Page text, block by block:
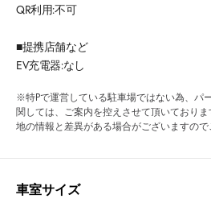
QR利用:不可
■提携店舗など
EV充電器:なし
※特Pで運営している駐車場ではない為、パ
関しては、ご案内を控えさせて頂いており
地の情報と差異がある場合がございますので
車室サイズ